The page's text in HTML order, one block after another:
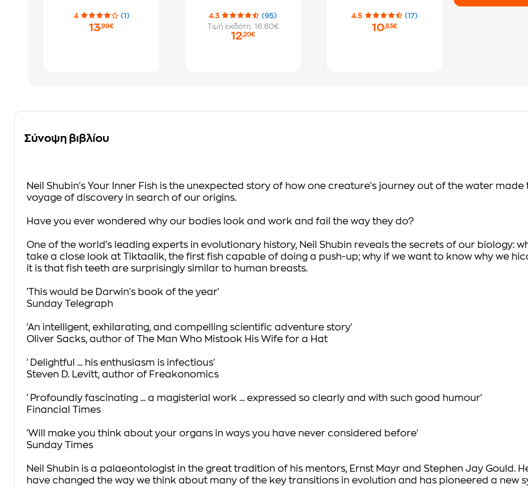
4 (1)
13,99€
4.3
(95)
Τιμή εκδότη: 16.60€
12,20€
4.5 (17)
10,63€
Σύνοψη βιβλίου
Neil Shubin's Your Inner Fish is the unexpected story of how one creature's journey out of the water
voyage of discovery in search of our origins.
Have you ever wondered why our bodies look and work and fail the way they do?
One of the world's leading experts in evolutionary history, Neil Shubin reveals the secrets of our biology:
take a close look at Tiktaalik, the first fish capable of doing a push-up; why if we want to know why we
it is that fish teeth are surprisingly similar to human breasts.
'This would be Darwin's book of the year'
Sunday Telegraph
'An intelligent, exhilarating, and compelling scientific adventure story'
Oliver Sacks, author of The Man Who Mistook His Wife for a Hat
'Delightful ... his enthusiasm is infectious'
Steven D. Levitt, author of Freakonomics
'Profoundly fascinating ... a magisterial work ... expressed so clearly and with such good humour'
Financial Times
'Will make you think about your organs in ways you have never considered before'
Sunday Times
Neil Shubin is a palaeontologist in the great tradition of his mentors, Ernst Mayr and Stephen Jay Gould.
have changed the way we think about many of the key transitions in evolution and has pioneered a new